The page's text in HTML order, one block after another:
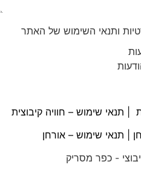
ותנאי השימוש של האתר
|
תנאי שימוש – חוויה קיבוצית
| תנאי שימוש – אורחן